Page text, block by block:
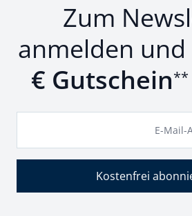
Zum
anmelden und
€ Gutschein**
E-Mail-
Kostenfrei